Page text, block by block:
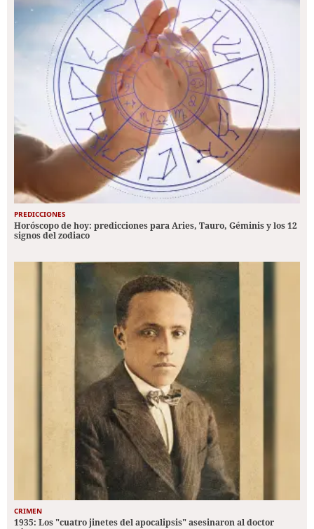
PREDICCIONES
Horóscopo de hoy: predicciones para Aries, Tauro, Géminis y los 12
signos del zodiaco
CRIMEN
1935: Los "cuatro jinetes del apocalipsis" asesinaron al doctor